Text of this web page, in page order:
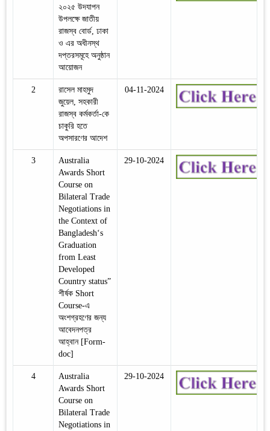
২০২৫ উদযাপন
উপলক্ষে জাতীয়
রাজস্ব বোর্ড, ঢাকা
ও এর অধীনস্থ
দপ্তরসমূহে অনুষ্ঠান
আয়োজন
2
রাসেল মাহমুদ
জুয়েল, সহকারী
রাজস্ব কর্মকর্তা-কে
চাকুরি হতে
অপসারণের আদেশ
04-11-2024
3
Australia
Awards Short
Course on
Bilateral Trade
Negotiations in
the Context of
Bangladesh‘s
Graduation
from Least
Developed
Country status”
শীর্ষক Short
Course-এ
অংশগ্রহণের জন্য
আবেদনপত্র
আহ্বান [Form-
doc]
29-10-2024
4
Australia
Awards Short
Course on
Bilateral Trade
Negotiations in
29-10-2024